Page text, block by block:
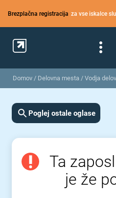
Brezplačna registracija za vse iskalce
Domov / Delovna mesta / Vodja
Poglej ostale oglase
Ta
je že